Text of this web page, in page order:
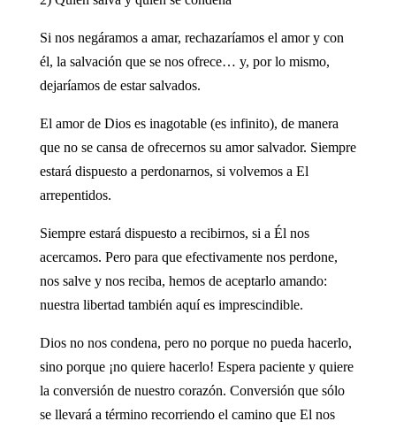
Si nos negáramos a amar, rechazaríamos el amor y con
él, la salvación que se nos ofrece… y, por lo mismo,
dejaríamos de estar salvados.
El amor de Dios es inagotable (es infinito), de manera
que no se cansa de ofrecernos su amor salvador. Siempre
estará dispuesto a perdonarnos, si volvemos a El
arrepentidos.
Siempre estará dispuesto a recibirnos, si a Él nos
acercamos. Pero para que efectivamente nos perdone,
nos salve y nos reciba, hemos de aceptarlo amando:
nuestra libertad también aquí es imprescindible.
Dios no nos condena, pero no porque no pueda hacerlo,
sino porque ¡no quiere hacerlo! Espera paciente y quiere
la conversión de nuestro corazón. Conversión que sólo
se llevará a término recorriendo el camino que El nos